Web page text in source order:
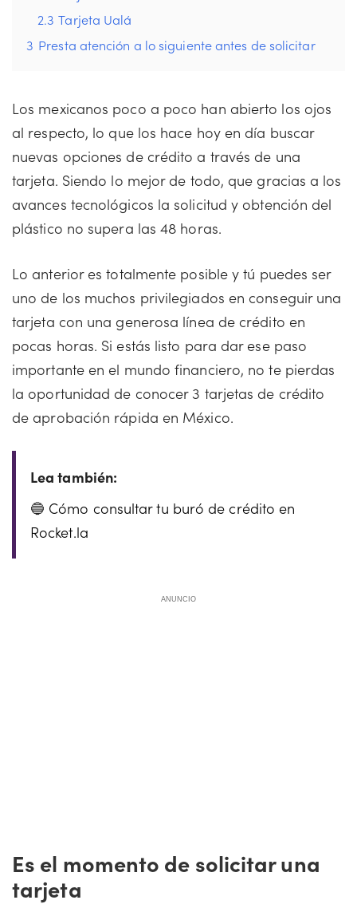
2.3 Tarjeta Ualá
3 Presta atención a lo siguiente antes de solicitar
Los mexicanos poco a poco han abierto los ojos
al respecto, lo que los hace hoy en día buscar
nuevas opciones de crédito a través de una
tarjeta. Siendo lo mejor de todo, que gracias a los
avances tecnológicos la solicitud y obtención del
plástico no supera las 48 horas.
Lo anterior es totalmente posible y tú puedes ser
uno de los muchos privilegiados en conseguir una
tarjeta con una generosa línea de crédito en
pocas horas. Si estás listo para dar ese paso
importante en el mundo financiero, no te pierdas
la oportunidad de conocer 3 tarjetas de crédito
de aprobación rápida en México.
Cómo consultar tu buró de crédito en
Rocket.la
ANUNCIO
Es el momento de solicitar una
tarjeta